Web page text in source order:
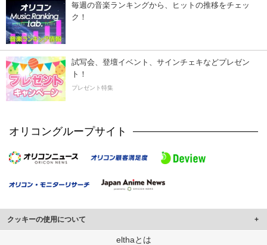
毎週の音楽ランキングから、ヒットの推移をチェッ
ク！
試写会、登壇イベント、サインチェキなどプレゼン
ト！
プレゼント特集
オリコングループサイト
クッキーの使用について
このサイトでは Cookie を使用して、ユーザーに合わせたコンテンツや広告の
elthaとは